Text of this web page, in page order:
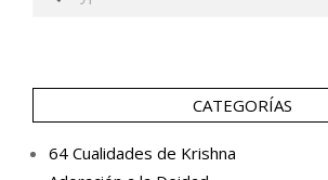
CATEGORÍAS
64 Cualidades de Krishna